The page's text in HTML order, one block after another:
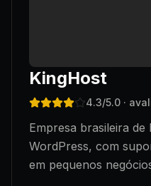
KingHost
4.3/5.0 ·
Empresa brasileira de
WordPress, com
em pequenos